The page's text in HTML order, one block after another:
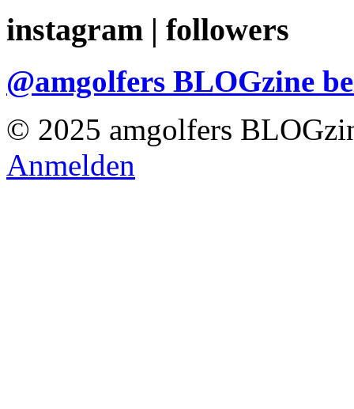
instagram | followers
@amgolfers BLOGzine
© 2025 amgolfers
Anmelden